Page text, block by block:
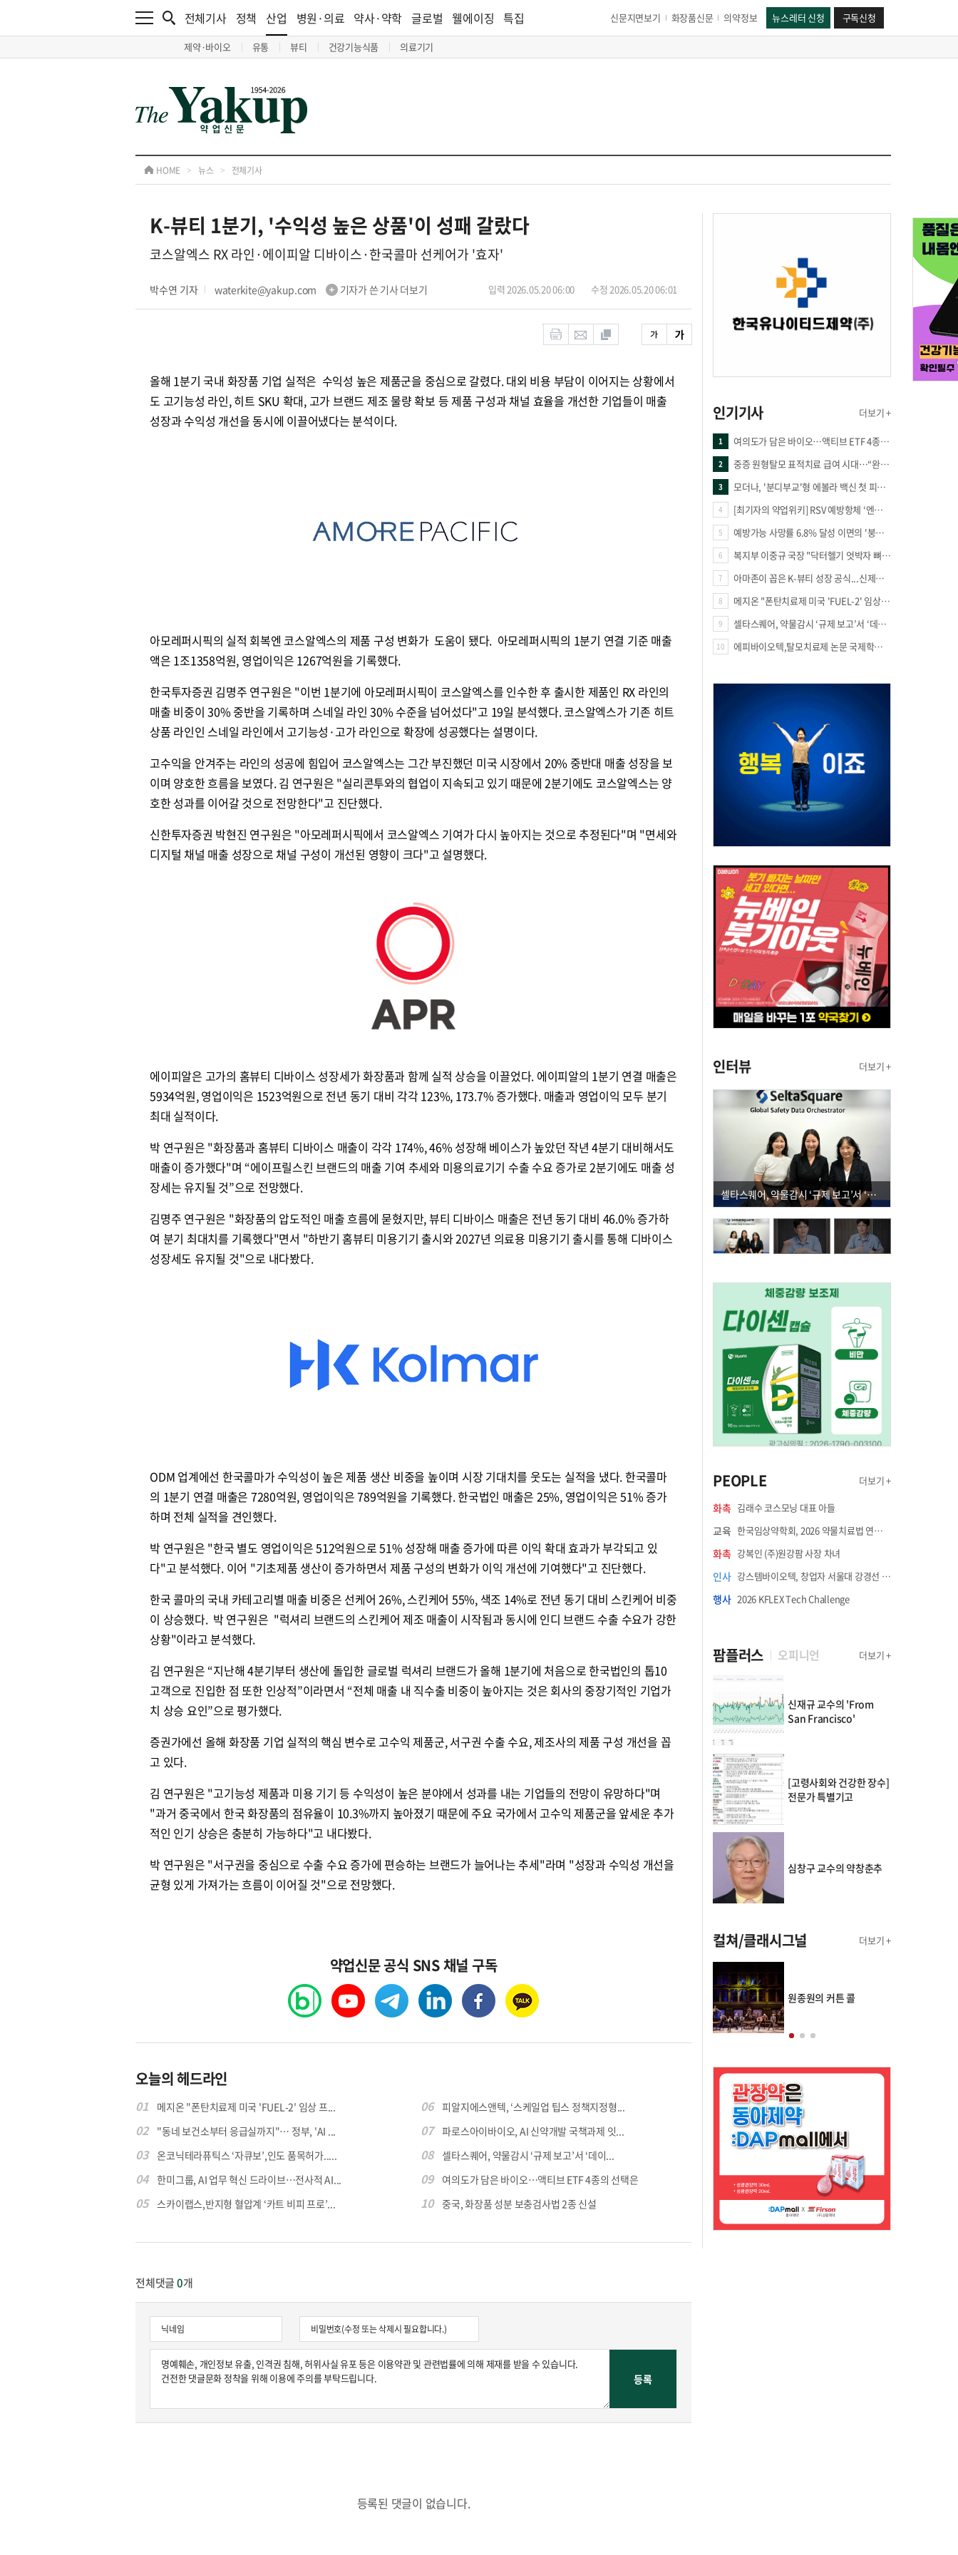
전체기사 정책 산업
제약·바이오 유통 뷰티 건강기능식품 의료기기
병원·의료 약사·약학 글로벌 웰에이징 특집 신문지면보기 화장품신문 의약정보 뉴스레터 신청 구독신청
HOME > 뉴스 > 전체기사
K-뷰티 1분기, '수익성 높은 상품'이 성패 갈랐다
코스알엑스 RX 라인·에이피알 디바이스·한국콜마 선케어가 '효자'
박수연 기자 waterkite@yakup.com 기자가 쓴 기사 더보기 입력 2026.05.20 06:00 수정 2026.05.20 06:01
올해 1분기 국내 화장품 기업 실적은 수익성 높은 제품군을 중심으로 갈렸다. 대외 비용 부담이 이어지는 상황에서
도 고기능성 라인, 히트 SKU 확대, 고가 브랜드 제조 물량 확보 등 제품 구성과 채널 효율을 개선한 기업들이 매출
성장과 수익성 개선을 동시에 이끌어냈다는 분석이다.
아모레퍼시픽의 실적 회복엔 코스알엑스의 제품 구성 변화가 도움이 됐다. 아모레퍼시픽의 1분기 연결 기준 매출
액은 1조1358억원, 영업이익은 1267억원을 기록했다.
한국투자증권 김명주 연구원은 "이번 1분기에 아모레퍼시픽이 코스알엑스를 인수한 후 출시한 제품인 RX 라인의
매출 비중이 30% 중반을 기록하며 스네일 라인 30% 수준을 넘어섰다"고 19일 분석했다. 코스알엑스가 기존 히트
상품 라인인 스네일 라인에서 고기능성·고가 라인으로 확장에 성공했다는 설명이다.
고수익을 안겨주는 라인의 성공에 힘입어 코스알엑스는 그간 부진했던 미국 시장에서 20% 중반대 매출 성장을 보
이며 양호한 흐름을 보였다. 김 연구원은 "실리콘투와의 협업이 지속되고 있기 때문에 2분기에도 코스알엑스는 양
호한 성과를 이어갈 것으로 전망한다"고 진단했다.
신한투자증권 박현진 연구원은 "아모레퍼시픽에서 코스알엑스 기여가 다시 높아지는 것으로 추정된다"며 "면세와
디지털 채널 매출 성장으로 채널 구성이 개선된 영향이 크다"고 설명했다.
에이피알은 고가의 홈뷰티 디바이스 성장세가 화장품과 함께 실적 상승을 이끌었다. 에이피알의 1분기 연결 매출은
5934억원, 영업이익은 1523억원으로 전년 동기 대비 각각 123%, 173.7% 증가했다. 매출과 영업이익 모두 분기
최대 실적이다.
박 연구원은 "화장품과 홈뷰티 디바이스 매출이 각각 174%, 46% 성장해 베이스가 높았던 작년 4분기 대비해서도
매출이 증가했다"며 “에이프릴스킨 브랜드의 매출 기여 추세와 미용의료기기 수출 수요 증가로 2분기에도 매출 성
장세는 유지될 것”으로 전망했다.
김명주 연구원은 "화장품의 압도적인 매출 흐름에 묻혔지만, 뷰티 디바이스 매출은 전년 동기 대비 46.0% 증가하
여 분기 최대치를 기록했다"면서 "하반기 홈뷰티 미용기기 출시와 2027년 의료용 미용기기 출시를 통해 디바이스
성장세도 유지될 것"으로 내다봤다.
ODM 업계에선 한국콜마가 수익성이 높은 제품 생산 비중을 높이며 시장 기대치를 웃도는 실적을 냈다. 한국콜마
의 1분기 연결 매출은 7280억원, 영업이익은 789억원을 기록했다. 한국법인 매출은 25%, 영업이익은 51% 증가
하며 전체 실적을 견인했다.
박 연구원은 "한국 별도 영업이익은 512억원으로 51% 성장해 매출 증가에 따른 이익 확대 효과가 부각되고 있
다"고 분석했다. 이어 "기초제품 생산이 증가하면서 제품 구성의 변화가 이익 개선에 기여했다"고 진단했다.
한국 콜마의 국내 카테고리별 매출 비중은 선케어 26%, 스킨케어 55%, 색조 14%로 전년 동기 대비 스킨케어 비중
이 상승했다. 박 연구원은 "럭셔리 브랜드의 스킨케어 제조 매출이 시작됨과 동시에 인디 브랜드 수출 수요가 강한
상황"이라고 분석했다.
김 연구원은 “지난해 4분기부터 생산에 돌입한 글로벌 럭셔리 브랜드가 올해 1분기에 처음으로 한국법인의 톱10
고객으로 진입한 점 또한 인상적”이라면서 “전체 매출 내 직수출 비중이 높아지는 것은 회사의 중장기적인 기업가
치 상승 요인”으로 평가했다.
증권가에선 올해 화장품 기업 실적의 핵심 변수로 고수익 제품군, 서구권 수출 수요, 제조사의 제품 구성 개선을 꼽
고 있다.
김 연구원은 "고기능성 제품과 미용 기기 등 수익성이 높은 분야에서 성과를 내는 기업들의 전망이 유망하다"며
"과거 중국에서 한국 화장품의 점유율이 10.3%까지 높아졌기 때문에 주요 국가에서 고수익 제품군을 앞세운 추가
적인 인기 상승은 충분히 가능하다"고 내다봤다.
박 연구원은 "서구권을 중심으로 수출 수요 증가에 편승하는 브랜드가 늘어나는 추세"라며 "성장과 수익성 개선을
균형 있게 가져가는 흐름이 이어질 것"으로 전망했다.
약업신문 공식 SNS 채널 구독
오늘의 헤드라인
01 메지온 "폰탄치료제 미국 'FUEL-2' 임상 프...
02 "동네 보건소부터 응급실까지"… 정부, 'AI ...
03 온코닉테라퓨틱스 ‘자큐보’,인도 품목허가.....
04 한미그룹, AI 업무 혁신 드라이브…전사적 AI...
05 스카이랩스,반지형 혈압계 ‘카트 비피 프로’...
06 피알지에스앤텍, ‘스케일업 팁스 정책지정형...
07 파로스아이바이오, AI 신약개발 국책과제 잇...
08 셀타스퀘어, 약물감시 ‘규제 보고’서 ‘데이...
09 여의도가 담은 바이오…액티브 ETF 4종의 선택은
10 중국, 화장품 성분 보충검사법 2종 신설
전체댓글0개
등록된 댓글이 없습니다.
인기기사 더보기 +
1 여의도가 담은 바이오…액티브 ETF 4종의 선택은
2 중증 원형탈모 표적치료 급여 시대…“완결 아닌 출발점”
3 모더나, '분디부교'형 에볼라 백신 첫 피험자 접종
4 [최기자의 약업위키] RSV 예방항체 ‘엔플론시아’
5 예방가능 사망률 6.8% 달성 이면의 '붕괴 위기'… 중증외상체계 혁신 시급
6 복지부 이중규 국장 "닥터헬기 엇박자 뼈아파… 외상체계 전면 재정립"
7 아마존이 꼽은 K-뷰티 성장 공식...신제품·시장·품목 확장
8 메지온 "폰탄치료제 미국 'FUEL-2' 임상 프로토콜 영국 승인"
9 셀타스퀘어, 약물감시 ‘규제 보고’서 ‘데이터 의사결정’으로 "PVX 전환 요구 커진다"
10 에피바이오텍,탈모치료제 논문 국제학술지 '테라노스틱스' 표지 선정
인터뷰 더보기 +
셀타스퀘어, 약물감시 ‘규제 보고’서 ‘데이터 의사결정’으로 "PVX 전환 요구 커진다"
PEOPLE 더보기 +
화촉 김래수 코스모닝 대표 아들
교육 한국임상약학회, 2026 약물치료법 연수강좌 8월 21일 개최
화촉 강복인 (주)원강팜 사장 차녀
인사 강스템바이오텍, 창업자 서울대 강경선 교수 최고과학책임자 선임
행사 2026 KFLEX Tech Challenge
팜플러스 오피니언 더보기 +
신재규 교수의 'From
San Francisco'
[고령사회와 건강한 장수]
전문가 특별기고
심창구 교수의 약창춘추
컬쳐/클래시그널 더보기 +
원종원의 커튼 콜 안현정의 컬쳐포커스 원종원의 커튼 콜